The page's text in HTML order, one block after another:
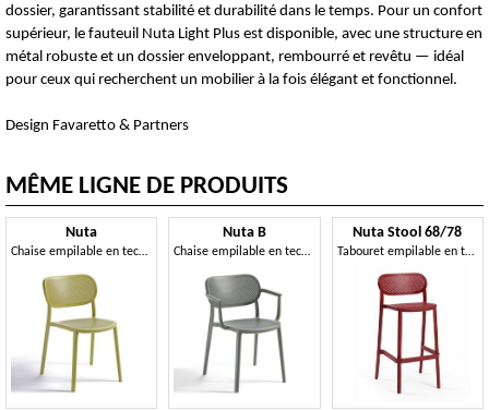
dossier, garantissant stabilité et durabilité dans le temps. Pour un confort
supérieur, le fauteuil Nuta Light Plus est disponible, avec une structure en
métal robuste et un dossier enveloppant, rembourré et revêtu — idéal
pour ceux qui recherchent un mobilier à la fois élégant et fonctionnel.
Design Favaretto & Partners
MÊME LIGNE DE PRODUITS
Nuta
Chaise empilable en technopolymère
Nuta B
Chaise empilable en technopolymère avec accoudoirs
Nuta Stool 68/78
Tabouret empilable en technopolymère, disponible en deux hauteurs